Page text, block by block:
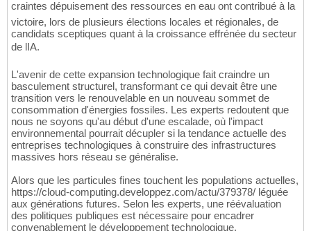
craintes dépuisement des ressources en eau ont contribué à la
victoire, lors de plusieurs élections locales et régionales, de
candidats sceptiques quant à la croissance effrénée du secteur
de lIA.
L'avenir de cette expansion technologique fait craindre un
basculement structurel, transformant ce qui devait être une
transition vers le renouvelable en un nouveau sommet de
consommation d'énergies fossiles. Les experts redoutent que
nous ne soyons qu'au début d'une escalade, où l'impact
environnemental pourrait décupler si la tendance actuelle des
entreprises technologiques à construire des infrastructures
massives hors réseau se généralise.
Alors que les particules fines touchent les populations actuelles,
https://cloud-computing.developpez.com/actu/379378/ léguée
aux générations futures. Selon les experts, une réévaluation
des politiques publiques est nécessaire pour encadrer
convenablement le développement technologique.